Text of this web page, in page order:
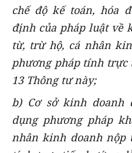
chế độ kế toán, hóa
định của pháp luật về
từ, trừ hộ, cá nhân
phương pháp tính
13 Thông tư này;
b) Cơ sở kinh doanh
dụng phương pháp
nhân kinh doanh nộp